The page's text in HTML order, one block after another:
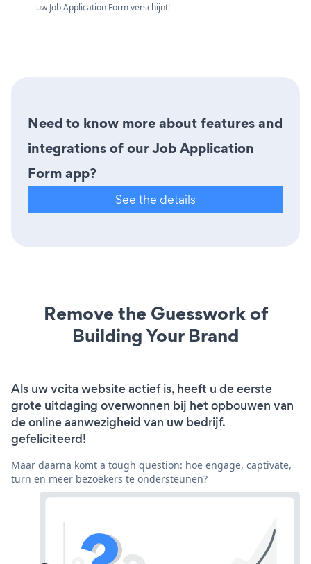
uw Job Application Form verschijnt!
Need to know more about features and
integrations of our Job Application
Form app?
See the details
Remove the Guesswork of
Building Your Brand
Als uw vcita website actief is, heeft u de eerste
grote uitdaging overwonnen bij het opbouwen van
de online aanwezigheid van uw bedrijf.
gefeliciteerd!
Maar daarna komt a tough question: hoe engage, captivate,
turn en meer bezoekers te ondersteunen?